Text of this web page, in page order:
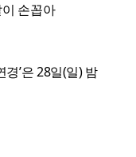
손꼽아
’은 28일(일) 밤